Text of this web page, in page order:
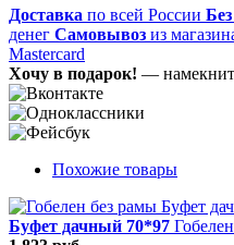
Доставка по всей России
денег Самовывоз из
Mastercard
Хочу в подарок! —
Похожие товары
Буфет дачный 70*97